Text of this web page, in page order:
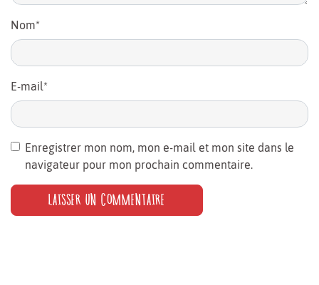
Nom*
E-mail*
Enregistrer mon nom, mon e-mail et mon site dans le
navigateur pour mon prochain commentaire.